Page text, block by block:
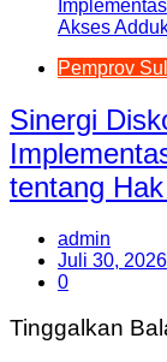
Pemprov
Sinergi
tentang
admin
Juli 30, 2026
0
Tinggalkan